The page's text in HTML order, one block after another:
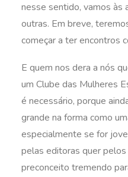
nesse sentido, vamos às
outras. Em breve,
começar a ter encontros
E quem nos dera a nós
um Clube das Mulheres
é necessário, porque
grande na forma como
especialmente se for
pelas editoras quer
preconceito tremendo